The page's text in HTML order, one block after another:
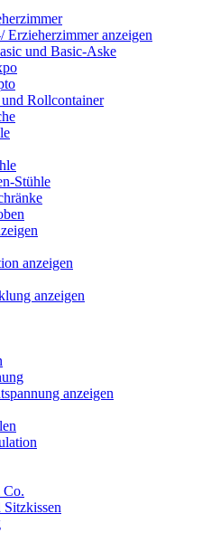
Erzieherzimmer anzeigen
und Basic-Aske
Rollcontainer
Stühle
anzeigen
anzeigen
anzeigen
Co.
Sitzkissen